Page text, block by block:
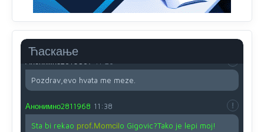
Ћаскање
Анонимно2810587
11:24
Pozdrav,evo hvata me meze.
Анонимно2811968 11:38
Sta bi rekao prof.Momcilo Gigovic?Tako je lepi moj!